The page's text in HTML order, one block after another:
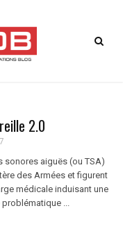
2.0
sonores aiguës (ou TSA)
des Armées et figurent
médicale induisant une
...